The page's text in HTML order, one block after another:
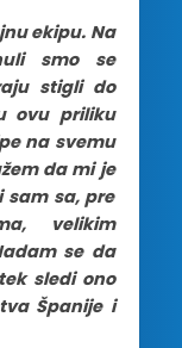
ekipu. Na
smo se
stigli do
ovu priliku
na svemu
da mi je
sam sa, pre
velikim
se da
sledi ono
Španije i